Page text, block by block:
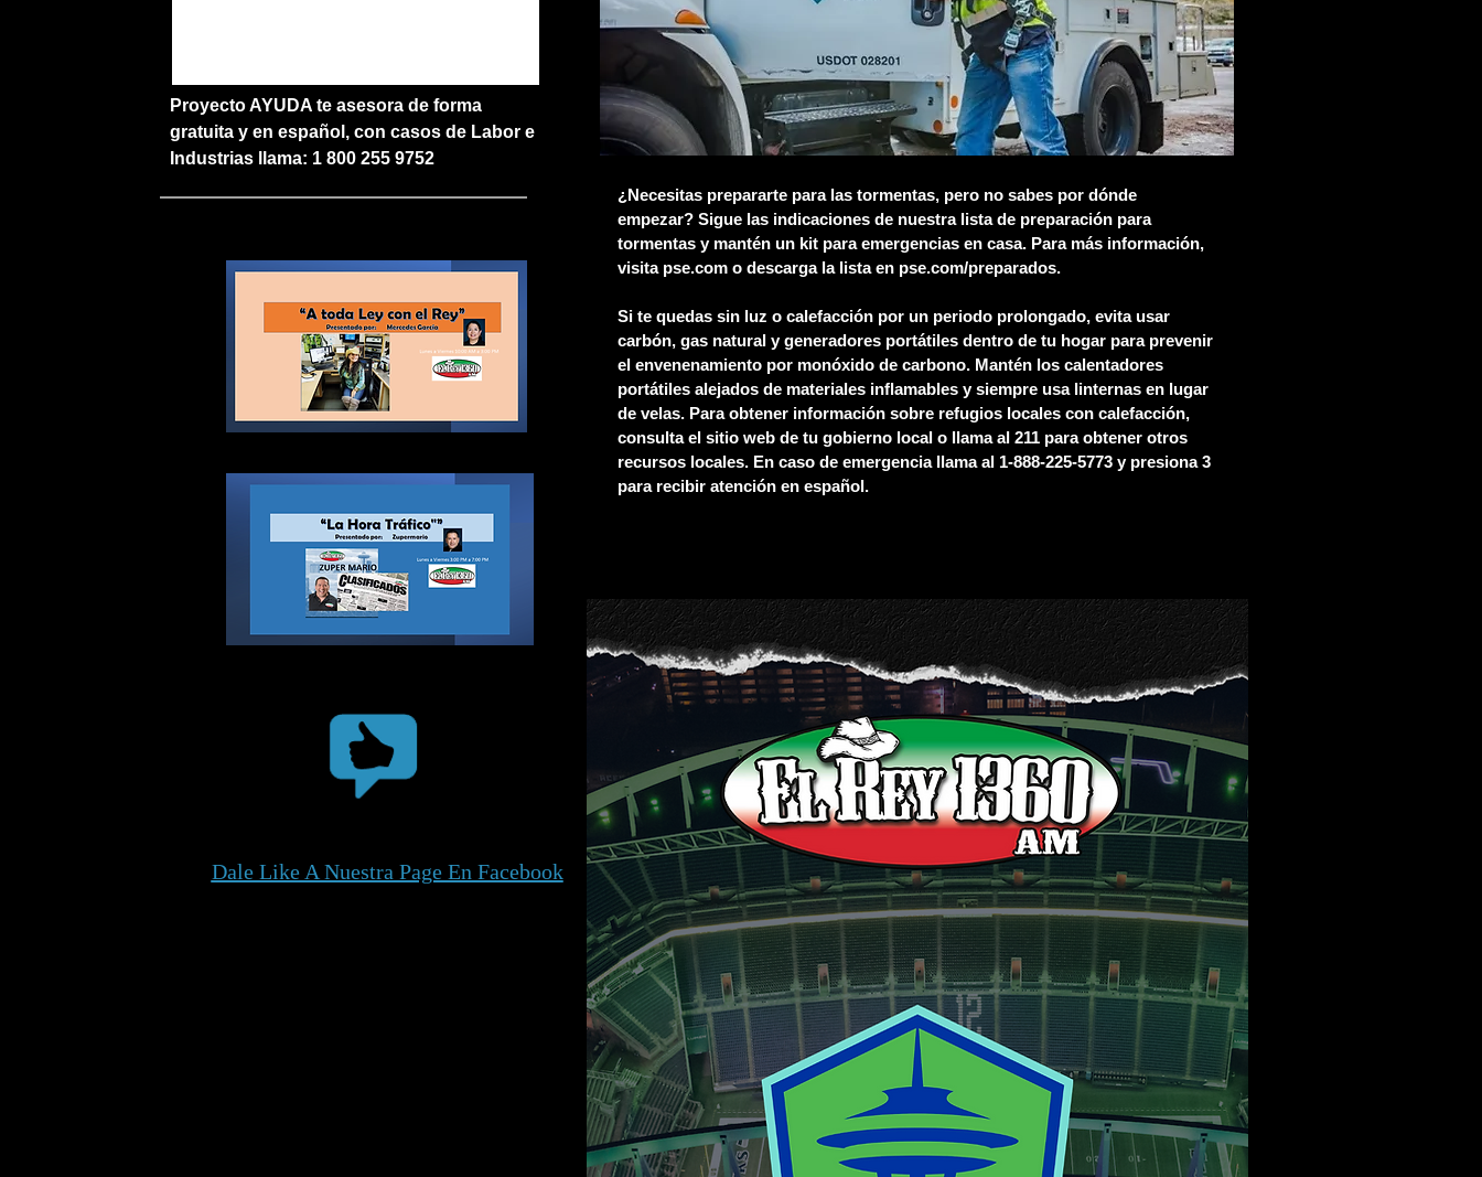
Proyecto AYUDA te asesora de forma
gratuita y en español, con casos de Labor e
Industrias llama: 1 800 255 9752
Dale Like A Nuestra Page En Facebook
¿Necesitas prepararte para las tormentas, pero no sabes por dónde
empezar? Sigue las indicaciones de nuestra lista de preparación para
tormentas y mantén un kit para emergencias en casa. Para más información,
visita pse.com o descarga la lista en pse.com/preparados.
Si te quedas sin luz o calefacción por un periodo prolongado, evita usar
carbón, gas natural y generadores portátiles dentro de tu hogar para prevenir
el envenenamiento por monóxido de carbono. Mantén los calentadores
portátiles alejados de materiales inflamables y siempre usa linternas en lugar
de velas. Para obtener información sobre refugios locales con calefacción,
consulta el sitio web de tu gobierno local o llama al 211 para obtener otros
recursos locales. En caso de emergencia llama al 1-888-225-5773 y presiona 3
para recibir atención en español.